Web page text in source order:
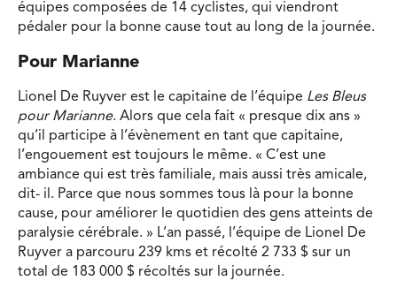
équipes composées de 14 cyclistes, qui viendront
pédaler pour la bonne cause tout au long de la journée.
Pour Marianne
Lionel De Ruyver est le capitaine de l’équipe Les Bleus
pour Marianne. Alors que cela fait « presque dix ans »
qu’il participe à l’évènement en tant que capitaine,
l’engouement est toujours le même. « C’est une
ambiance qui est très familiale, mais aussi très amicale,
dit- il. Parce que nous sommes tous là pour la bonne
cause, pour améliorer le quotidien des gens atteints de
paralysie cérébrale. » L’an passé, l’équipe de Lionel De
Ruyver a parcouru 239 kms et récolté 2 733 $ sur un
total de 183 000 $ récoltés sur la journée.